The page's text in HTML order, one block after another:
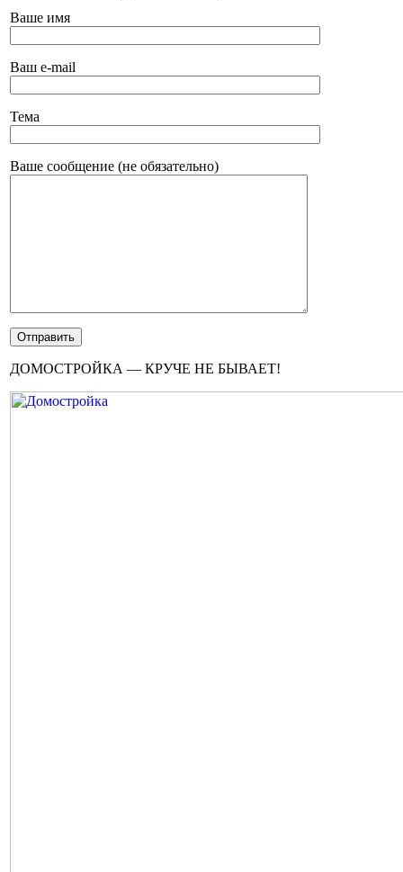
Ваше имя
Ваш e-mail
Тема
Ваше сообщение (не обязательно)
ДОМОСТРОЙКА — КРУЧЕ НЕ БЫВАЕТ!